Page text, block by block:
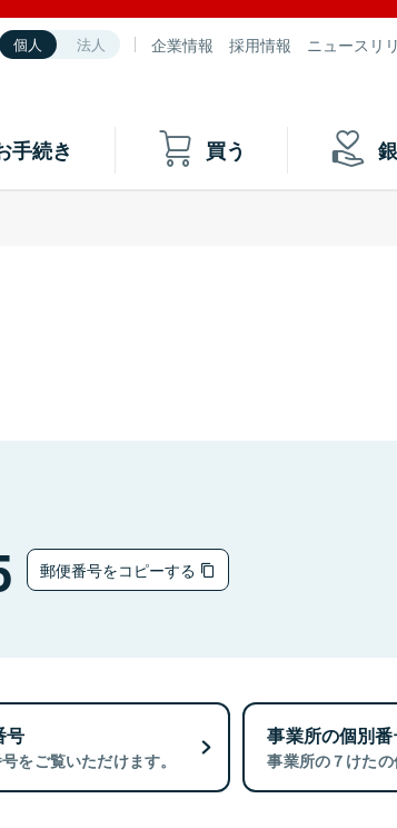
個人 法人 企業情報 採用情報 ニュースリ
手続き 買う
郵便番号をコピーする
号
をご覧いただけます。
事業所の個別
事業所の７けたの